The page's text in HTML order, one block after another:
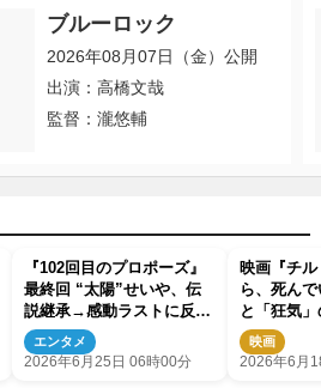
ブルーロック
2026年08月07日（金）公開
出演：高橋文哉
監督：瀧悠輔
『102回目のプロポーズ』
最終回 “太陽”せいや、伝
説継承→感動ラストに反響
「愛が大きすぎる」「泣い
た」（ネタバレあり）
エンタメ
2026年6月25日 06時00分
映画『チ
ら、死ん
と「狂気
えたキャ
映画
2026年6月